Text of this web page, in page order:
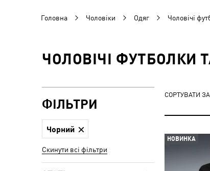
Головна Чоловіки Одяг Чоловічі
ЧОЛОВІЧІ ФУТБОЛКИ
СОРТУВАТИ
НОВИНКА
ФІЛЬТРИ
Чорний
Скинути всі фільтри